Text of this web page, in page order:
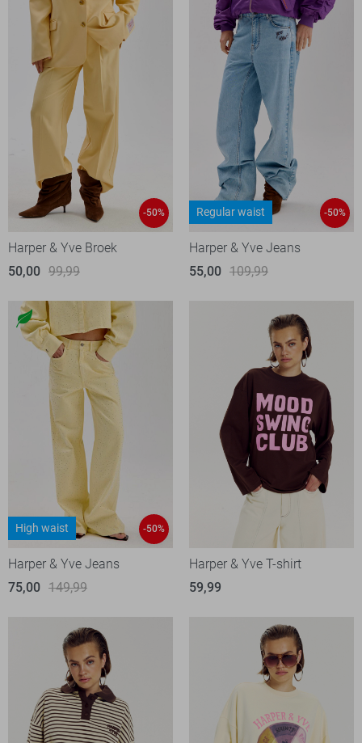
-50%
Harper & Yve Broek
50,00 99,99
Regular waist -50%
Harper & Yve Jeans
55,00 109,99
High waist -50%
Harper & Yve Jeans
75,00 149,99
Harper & Yve T-shirt
59,99